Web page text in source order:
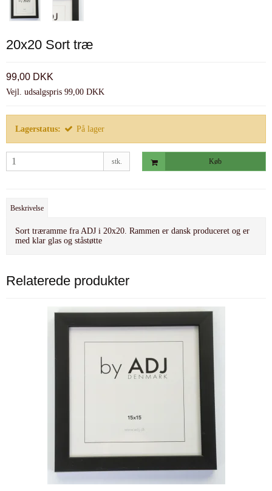
20x20 Sort træ
99,00 DKK
Vejl. udsalgspris 99,00 DKK
Lagerstatus: På lager
stk. Køb
Beskrivelse
Sort træramme fra ADJ i 20x20. Rammen er dansk produceret og er
med klar glas og ståstøtte
Relaterede produkter